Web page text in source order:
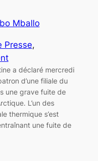
Mballo
Presse
a déclaré mercredi
d’une filiale du
une grave fuite de
L’un des
thermique s’est
une fuite de